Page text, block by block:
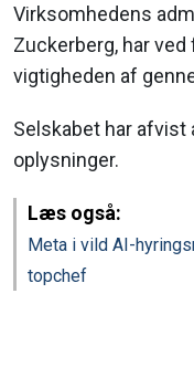
Virksomhedens
Zuckerberg, har
vigtigheden af
Selskabet har
oplysninger.
Læs også:
Meta i vild AI-
topchef